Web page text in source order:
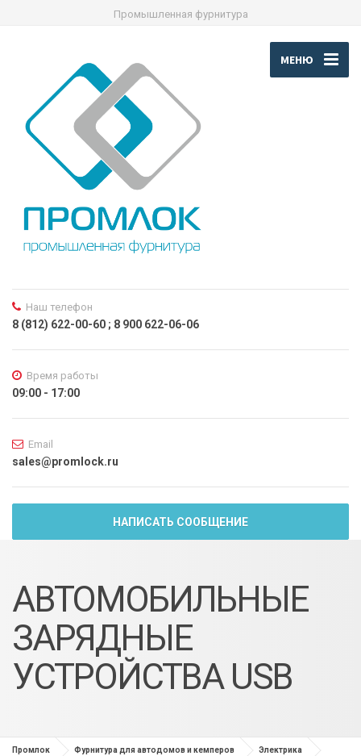
Промышленная фурнитура
МЕНЮ
Наш телефон
8 (812) 622-00-60 ; 8 900 622-06-06
Время работы
09:00 - 17:00
Email
sales@promlock.ru
НАПИСАТЬ СООБЩЕНИЕ
АВТОМОБИЛЬНЫЕ
ЗАРЯДНЫЕ
УСТРОЙСТВА USB
Промлок Фурнитура для автодомов и кемперов Электрика